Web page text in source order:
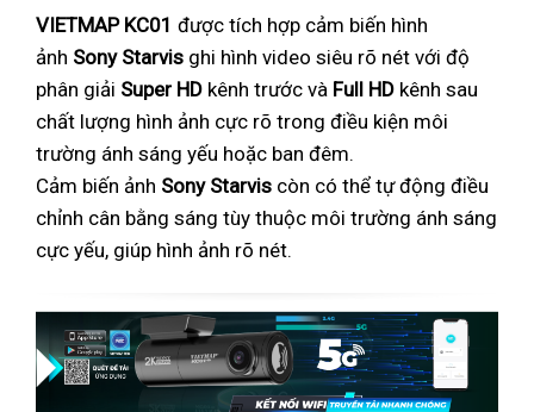
VIETMAP KC01 được tích hợp cảm biến hình
ảnh Sony Starvis ghi hình video siêu rõ nét với độ
phân giải Super HD kênh trước và Full HD kênh sau
chất lượng hình ảnh cực rõ trong điều kiện môi
trường ánh sáng yếu hoặc ban đêm.
Cảm biến ảnh Sony Starvis còn có thể tự động điều
chỉnh cân bằng sáng tùy thuộc môi trường ánh sáng
cực yếu, giúp hình ảnh rõ nét.